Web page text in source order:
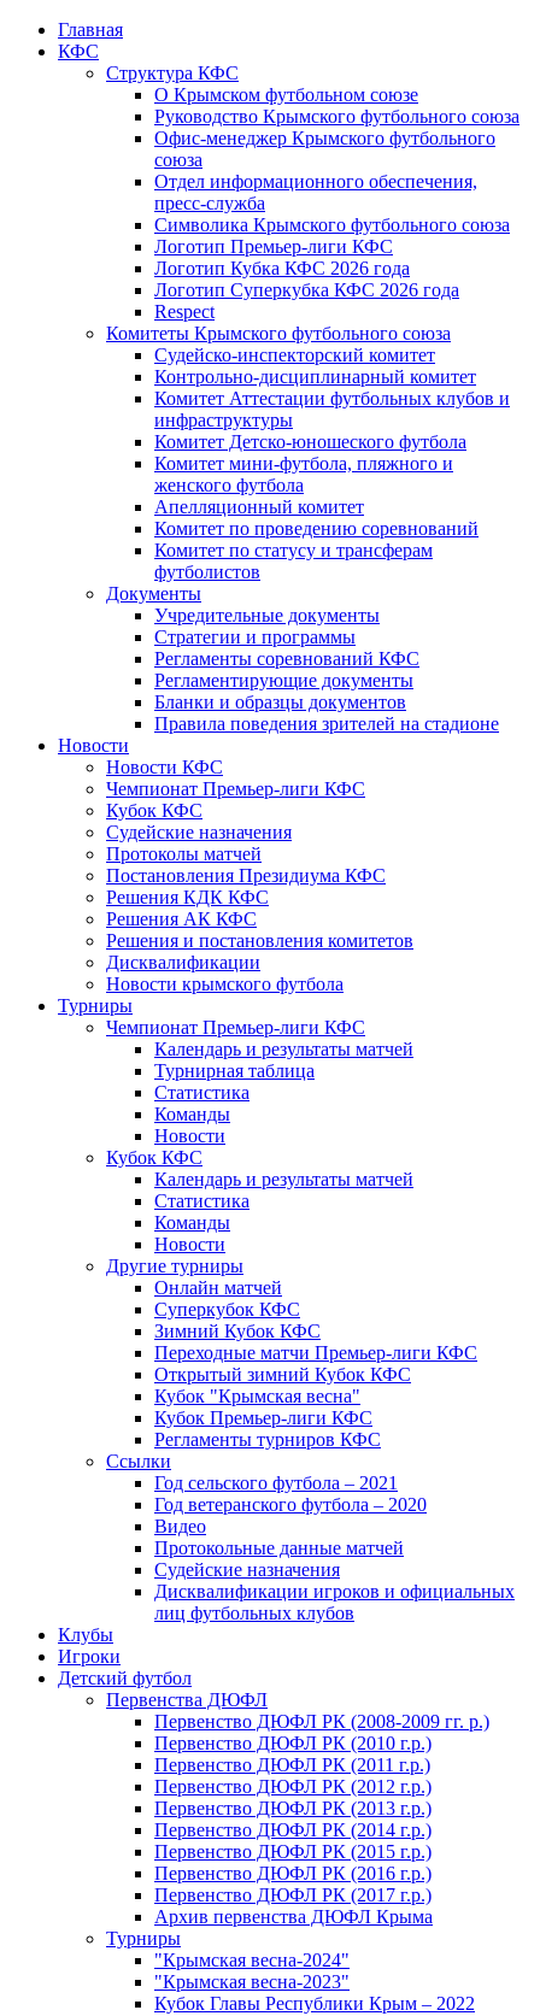
Главная
КФС
Структура КФС
О Крымском футбольном союзе
Руководство Крымского футбольного союза
Офис-менеджер Крымского футбольного
союза
Отдел информационного обеспечения,
пресс-служба
Символика Крымского футбольного союза
Логотип Премьер-лиги КФС
Логотип Кубка КФС 2026 года
Логотип Суперкубка КФС 2026 года
Respect
Комитеты Крымского футбольного союза
Судейско-инспекторский комитет
Контрольно-дисциплинарный комитет
Комитет Аттестации футбольных клубов и
инфраструктуры
Комитет Детско-юношеского футбола
Комитет мини-футбола, пляжного и
женского футбола
Апелляционный комитет
Комитет по проведению соревнований
Комитет по статусу и трансферам
футболистов
Документы
Учредительные документы
Стратегии и программы
Регламенты соревнований КФС
Регламентирующие документы
Бланки и образцы документов
Правила поведения зрителей на стадионе
Новости
Новости КФС
Чемпионат Премьер-лиги КФС
Кубок КФС
Судейские назначения
Протоколы матчей
Постановления Президиума КФС
Решения КДК КФС
Решения АК КФС
Решения и постановления комитетов
Дисквалификации
Новости крымского футбола
Турниры
Чемпионат Премьер-лиги КФС
Календарь и результаты матчей
Турнирная таблица
Статистика
Команды
Новости
Кубок КФС
Календарь и результаты матчей
Статистика
Команды
Новости
Другие турниры
Онлайн матчей
Суперкубок КФС
Зимний Кубок КФС
Переходные матчи Премьер-лиги КФС
Открытый зимний Кубок КФС
Кубок "Крымская весна"
Кубок Премьер-лиги КФС
Регламенты турниров КФС
Ссылки
Год сельского футбола – 2021
Год ветеранского футбола – 2020
Видео
Протокольные данные матчей
Судейские назначения
Дисквалификации игроков и официальных
лиц футбольных клубов
Клубы
Игроки
Детский футбол
Первенства ДЮФЛ
Первенство ДЮФЛ РК (2008-2009 гг. р.)
Первенство ДЮФЛ РК (2010 г.р.)
Первенство ДЮФЛ РК (2011 г.р.)
Первенство ДЮФЛ РК (2012 г.р.)
Первенство ДЮФЛ РК (2013 г.р.)
Первенство ДЮФЛ РК (2014 г.р.)
Первенство ДЮФЛ РК (2015 г.р.)
Первенство ДЮФЛ РК (2016 г.р.)
Первенство ДЮФЛ РК (2017 г.р.)
Архив первенства ДЮФЛ Крыма
Турниры
"Крымская весна-2024"
"Крымская весна-2023"
Кубок Главы Республики Крым – 2022